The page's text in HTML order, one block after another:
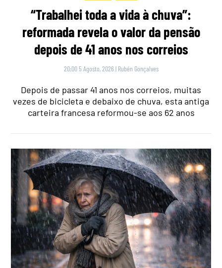
“Trabalhei toda a vida à chuva”:
reformada revela o valor da pensão
depois de 41 anos nos correios
20:00 5 Agosto, 2026 | Rubén Gonçalves
Depois de passar 41 anos nos correios, muitas
vezes de bicicleta e debaixo de chuva, esta antiga
carteira francesa reformou-se aos 62 anos